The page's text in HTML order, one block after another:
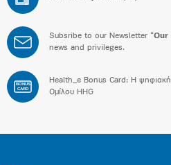
Subsribe to our Newsletter “Our
news and privileges.
BONUS
CARD
Health_e Bonus Card: H
Ομίλου HHG